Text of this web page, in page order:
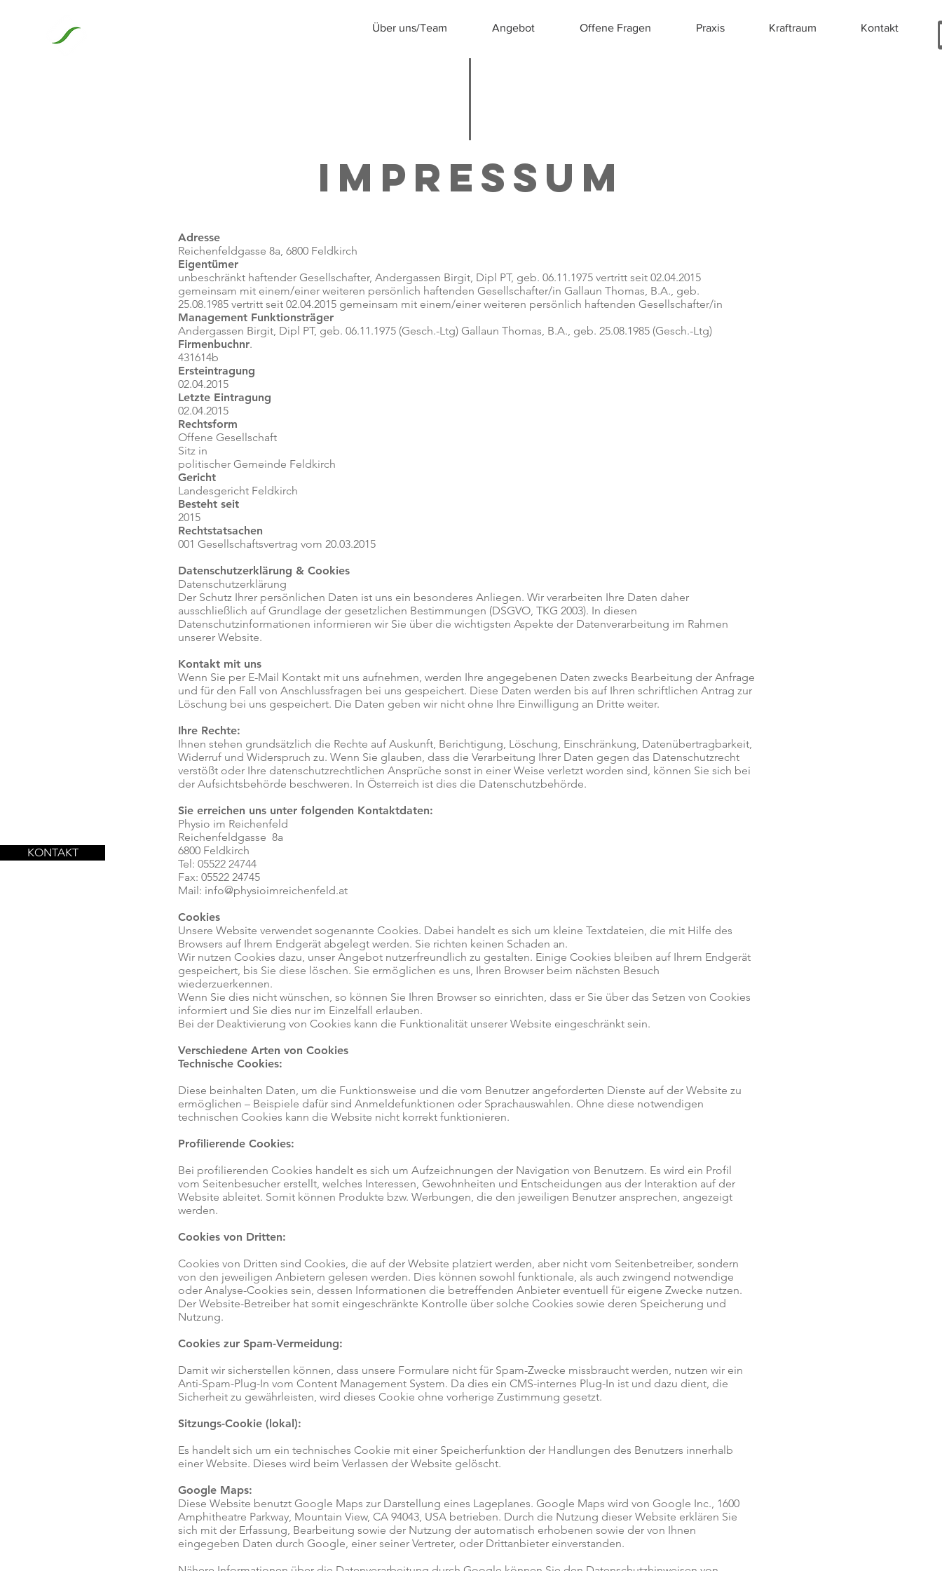
Über uns/Team Angebot Offene Fragen Praxis Kraftraum Kontakt
KONTAKT
IMPRESSUM
Adresse
Reichenfeldgasse 8a, 6800 Feldkirch
Eigentümer
unbeschränkt haftender Gesellschafter, Andergassen Birgit, Dipl PT, geb. 06.11.1975 vertritt seit 02.04.2015
gemeinsam mit einem/einer weiteren persönlich haftenden Gesellschafter/in Gallaun Thomas, B.A., geb.
25.08.1985 vertritt seit 02.04.2015 gemeinsam mit einem/einer weiteren persönlich haftenden Gesellschafter/in
Management Funktionsträger
Andergassen Birgit, Dipl PT, geb. 06.11.1975 (Gesch.-Ltg) Gallaun Thomas, B.A., geb. 25.08.1985 (Gesch.-Ltg)
Firmenbuchnr.
431614b
Ersteintragung
02.04.2015
Letzte Eintragung
02.04.2015
Rechtsform
Offene Gesellschaft
Sitz in
politischer Gemeinde Feldkirch
Gericht
Landesgericht Feldkirch
Besteht seit
2015
Rechtstatsachen
001 Gesellschaftsvertrag vom 20.03.2015
Datenschutzerklärung & Cookies
Datenschutzerklärung
Der Schutz Ihrer persönlichen Daten ist uns ein besonderes Anliegen. Wir verarbeiten Ihre Daten daher
ausschließlich auf Grundlage der gesetzlichen Bestimmungen (DSGVO, TKG 2003). In diesen
Datenschutzinformationen informieren wir Sie über die wichtigsten Aspekte der Datenverarbeitung im Rahmen
unserer Website.
Kontakt mit uns
Wenn Sie per E-Mail Kontakt mit uns aufnehmen, werden Ihre angegebenen Daten zwecks Bearbeitung der Anfrage
und für den Fall von Anschlussfragen bei uns gespeichert. Diese Daten werden bis auf Ihren schriftlichen Antrag zur
Löschung bei uns gespeichert. Die Daten geben wir nicht ohne Ihre Einwilligung an Dritte weiter.
Ihre Rechte:
Ihnen stehen grundsätzlich die Rechte auf Auskunft, Berichtigung, Löschung, Einschränkung, Datenübertragbarkeit,
Widerruf und Widerspruch zu. Wenn Sie glauben, dass die Verarbeitung Ihrer Daten gegen das Datenschutzrecht
verstößt oder Ihre datenschutzrechtlichen Ansprüche sonst in einer Weise verletzt worden sind, können Sie sich bei
der Aufsichtsbehörde beschweren. In Österreich ist dies die Datenschutzbehörde.
Sie erreichen uns unter folgenden Kontaktdaten:
Physio im Reichenfeld
Reichenfeldgasse 8a
6800 Feldkirch
Tel: 05522 24744
Fax: 05522 24745
Mail: info@physioimreichenfeld.at
Cookies
Unsere Website verwendet sogenannte Cookies. Dabei handelt es sich um kleine Textdateien, die mit Hilfe des
Browsers auf Ihrem Endgerät abgelegt werden. Sie richten keinen Schaden an.
Wir nutzen Cookies dazu, unser Angebot nutzerfreundlich zu gestalten. Einige Cookies bleiben auf Ihrem Endgerät
gespeichert, bis Sie diese löschen. Sie ermöglichen es uns, Ihren Browser beim nächsten Besuch
wiederzuerkennen.
Wenn Sie dies nicht wünschen, so können Sie Ihren Browser so einrichten, dass er Sie über das Setzen von Cookies
informiert und Sie dies nur im Einzelfall erlauben.
Bei der Deaktivierung von Cookies kann die Funktionalität unserer Website eingeschränkt sein.
Verschiedene Arten von Cookies
Technische Cookies:
Diese beinhalten Daten, um die Funktionsweise und die vom Benutzer angeforderten Dienste auf der Website zu
ermöglichen – Beispiele dafür sind Anmeldefunktionen oder Sprachauswahlen. Ohne diese notwendigen
technischen Cookies kann die Website nicht korrekt funktionieren.
Profilierende Cookies:
Bei profilierenden Cookies handelt es sich um Aufzeichnungen der Navigation von Benutzern. Es wird ein Profil
vom Seitenbesucher erstellt, welches Interessen, Gewohnheiten und Entscheidungen aus der Interaktion auf der
Website ableitet. Somit können Produkte bzw. Werbungen, die den jeweiligen Benutzer ansprechen, angezeigt
werden.
Cookies von Dritten:
Cookies von Dritten sind Cookies, die auf der Website platziert werden, aber nicht vom Seitenbetreiber, sondern
von den jeweiligen Anbietern gelesen werden. Dies können sowohl funktionale, als auch zwingend notwendige
oder Analyse-Cookies sein, dessen Informationen die betreffenden Anbieter eventuell für eigene Zwecke nutzen.
Der Website-Betreiber hat somit eingeschränkte Kontrolle über solche Cookies sowie deren Speicherung und
Nutzung.
Cookies zur Spam-Vermeidung:
Damit wir sicherstellen können, dass unsere Formulare nicht für Spam-Zwecke missbraucht werden, nutzen wir ein
Anti-Spam-Plug-In vom Content Management System. Da dies ein CMS-internes Plug-In ist und dazu dient, die
Sicherheit zu gewährleisten, wird dieses Cookie ohne vorherige Zustimmung gesetzt.
Sitzungs-Cookie (lokal):
Es handelt sich um ein technisches Cookie mit einer Speicherfunktion der Handlungen des Benutzers innerhalb
einer Website. Dieses wird beim Verlassen der Website gelöscht.
Google Maps:
Diese Website benutzt Google Maps zur Darstellung eines Lageplanes. Google Maps wird von Google Inc., 1600
Amphitheatre Parkway, Mountain View, CA 94043, USA betrieben. Durch die Nutzung dieser Website erklären Sie
sich mit der Erfassung, Bearbeitung sowie der Nutzung der automatisch erhobenen sowie der von Ihnen
eingegeben Daten durch Google, einer seiner Vertreter, oder Drittanbieter einverstanden.